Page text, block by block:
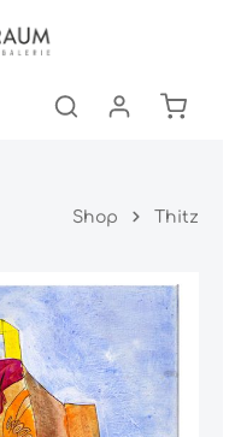
Shop Thitz